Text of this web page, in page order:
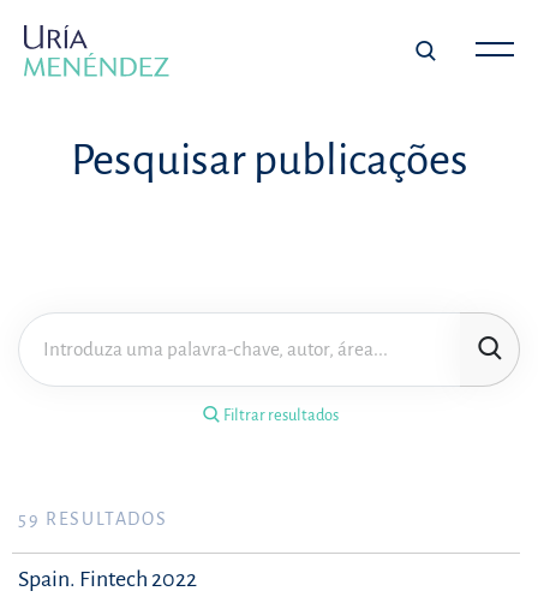
Pesquisar publicações
Filtrar resultados
Filtrar resultados ×
Área de prática
59 RESULTADOS
Spain. Fintech 2022